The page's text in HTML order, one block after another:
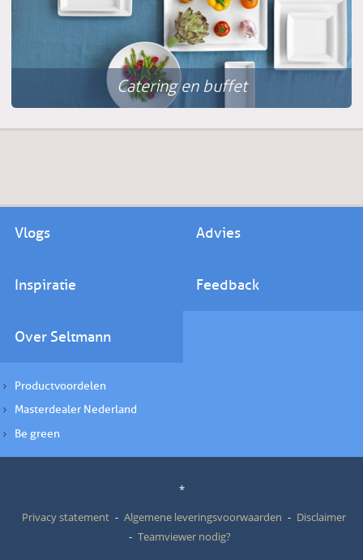
Catering en buffet
Vlogs Advies
Inspiratie Feedback
Over Seltmann
Productvoordelen
Masterdealer Nederland
Be green
*
Privacy statement
Algemene leveringsvoorwaarden
Disclaimer
Teamviewer nodig?